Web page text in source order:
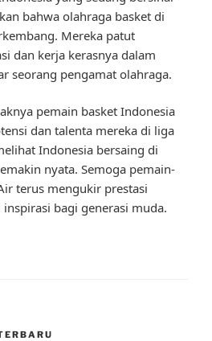
bahwa olahraga basket di
Mereka patut
dan kerja kerasnya dalam
seorang pengamat olahraga.
pemain basket Indonesia
dan talenta mereka di liga
Indonesia bersaing di
nyata. Semoga pemain-
terus mengukir prestasi
bagi generasi muda.